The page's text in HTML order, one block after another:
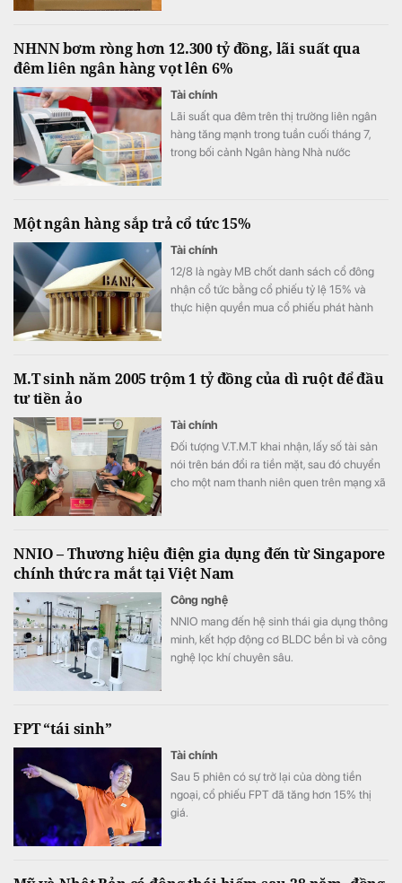
minh bạch.
NHNN bơm ròng hơn 12.300 tỷ đồng, lãi suất qua
đêm liên ngân hàng vọt lên 6%
Tài chính
Lãi suất qua đêm trên thị trường liên ngân
hàng tăng mạnh trong tuần cuối tháng 7,
trong bối cảnh Ngân hàng Nhà nước
Một ngân hàng sắp trả cổ tức 15%
Tài chính
12/8 là ngày MB chốt danh sách cổ đông
nhận cổ tức bằng cổ phiếu tỷ lệ 15% và
thực hiện quyền mua cổ phiếu phát hành
M.T sinh năm 2005 trộm 1 tỷ đồng của dì ruột để đầu
tư tiền ảo
Tài chính
Đối tượng V.T.M.T khai nhận, lấy số tài sản
nói trên bán đổi ra tiền mặt, sau đó chuyển
cho một nam thanh niên quen trên mạng xã
NNIO – Thương hiệu điện gia dụng đến từ Singapore
chính thức ra mắt tại Việt Nam
Công nghệ
NNIO mang đến hệ sinh thái gia dụng thông
minh, kết hợp động cơ BLDC bền bỉ và công
nghệ lọc khí chuyên sâu.
FPT “tái sinh”
Tài chính
Sau 5 phiên có sự trở lại của dòng tiền
ngoại, cổ phiếu FPT đã tăng hơn 15% thị
giá.